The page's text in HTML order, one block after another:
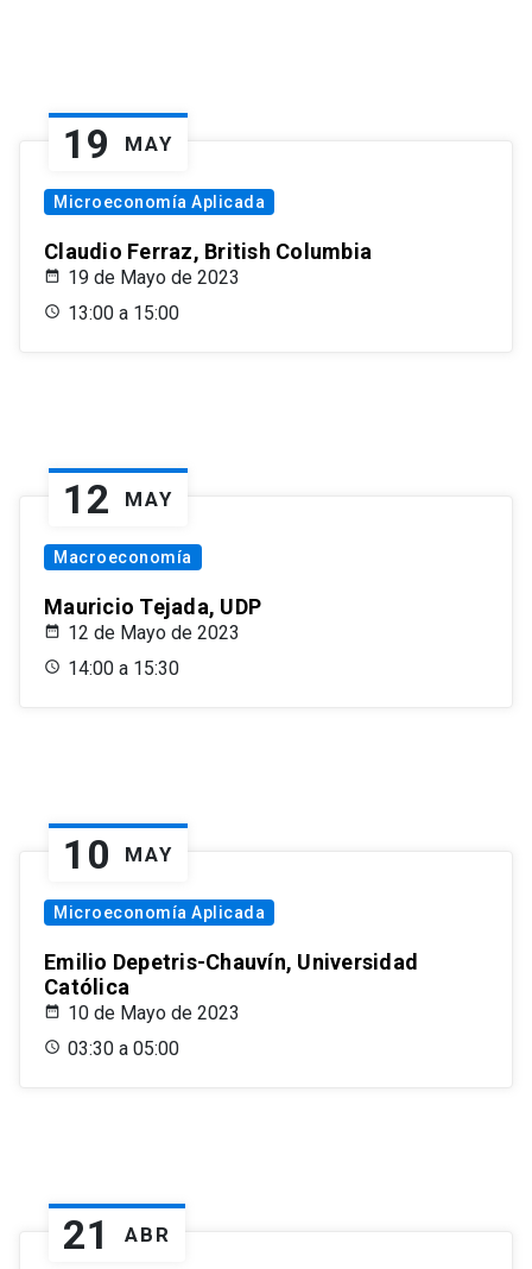
19 MAY
Microeconomía Aplicada
Claudio Ferraz, British Columbia
19 de Mayo de 2023
13:00 a 15:00
12 MAY
Macroeconomía
Mauricio Tejada, UDP
12 de Mayo de 2023
14:00 a 15:30
10 MAY
Microeconomía Aplicada
Emilio Depetris-Chauvín, Universidad
Católica
10 de Mayo de 2023
03:30 a 05:00
21 ABR